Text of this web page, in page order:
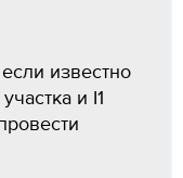
известно
и I1